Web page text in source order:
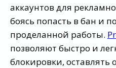
аккаунтов для
боясь попасть в бан и
проделанной работы.
позволяют быстро и
блокировки,